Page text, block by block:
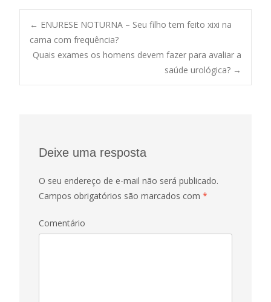
Post navigation
← ENURESE NOTURNA – Seu filho tem feito xixi na
cama com frequência?
Quais exames os homens devem fazer para avaliar a
saúde urológica? →
Deixe uma resposta
O seu endereço de e-mail não será publicado.
Campos obrigatórios são marcados com *
Comentário